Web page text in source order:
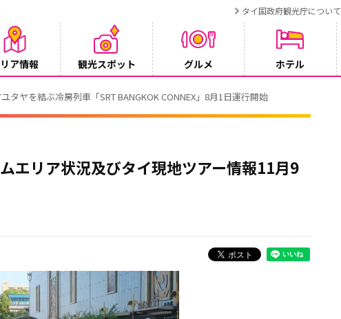
タイ国政府観光庁について
ア情報 観光スポット グルメ ホテル
車「SRT BANGKOK CONNEX」8月1日運行開始
エリア状況及びタイ現地ツアー情報11月9